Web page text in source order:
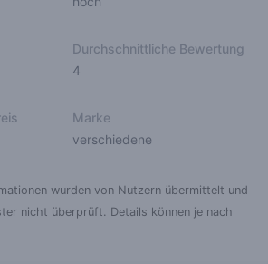
Durchschnittliche Bewertung
4
Marke
verschiedene
wurden von Nutzern übermittelt und
nicht überprüft. Details können je nach